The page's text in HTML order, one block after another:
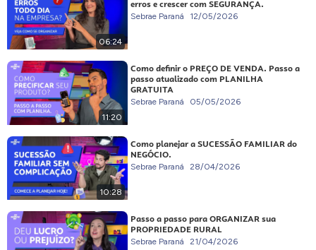
06:24
erros e crescer com SEGURANÇA.
Sebrae Paraná 12/05/2026
11:20
Como definir o PREÇO DE VENDA. Passo a
passo atualizado com PLANILHA
GRATUITA
Sebrae Paraná 05/05/2026
10:28
Como planejar a SUCESSÃO FAMILIAR do
NEGÓCIO.
Sebrae Paraná 28/04/2026
Passo a passo para ORGANIZAR sua
PROPRIEDADE RURAL
Sebrae Paraná 21/04/2026